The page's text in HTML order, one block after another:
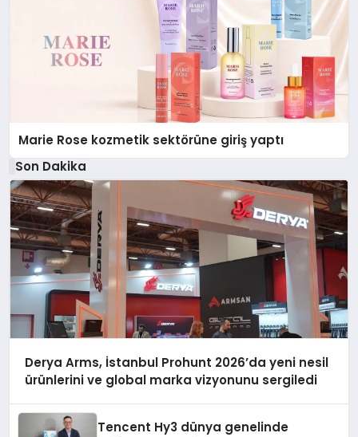
Marie Rose kozmetik sektörüne giriş yaptı
Son Dakika
Derya Arms, İstanbul Prohunt 2026’da yeni nesil
ürünlerini ve global marka vizyonunu sergiledi
Tencent Hy3 dünya genelinde